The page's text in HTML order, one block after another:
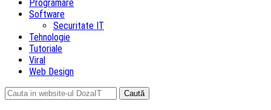
Programare
Software
Securitate IT
Tehnologie
Tutoriale
Viral
Web Design
Caută
după: